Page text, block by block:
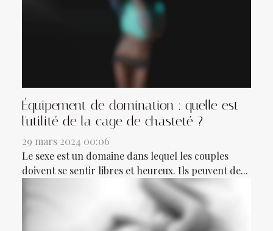
Équipement de domination : quelle est
l'utilité de la cage de chasteté ?
29 mars 2024 00:06
Le sexe est un domaine dans lequel les couples
doivent se sentir libres et heureux. Ils peuvent de...